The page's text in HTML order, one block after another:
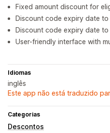
Fixed amount discount for
Discount code expiry date
Discount code expiry date
User-friendly interface with
Idiomas
inglês
Este app não está traduzido
Categorias
Descontos